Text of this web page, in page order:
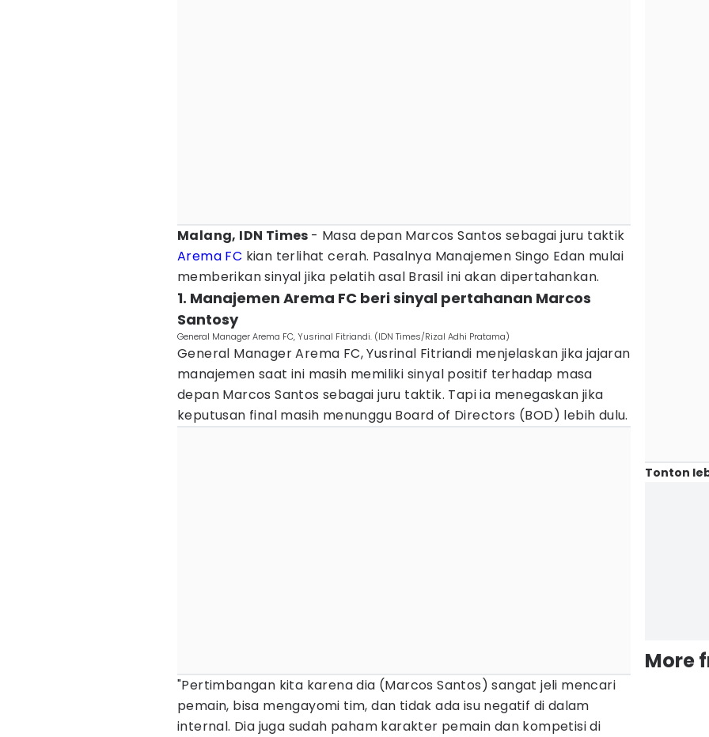
Malang, IDN Times - Masa depan Marcos Santos sebagai juru taktik
Arema FC kian terlihat cerah. Pasalnya Manajemen Singo Edan mulai
memberikan sinyal jika pelatih asal Brasil ini akan dipertahankan.
1. Manajemen Arema FC beri sinyal pertahanan Marcos
Santosy
General Manager Arema FC, Yusrinal Fitriandi. (IDN Times/Rizal Adhi Pratama)
General Manager Arema FC, Yusrinal Fitriandi menjelaskan jika jajaran
manajemen saat ini masih memiliki sinyal positif terhadap masa
depan Marcos Santos sebagai juru taktik. Tapi ia menegaskan jika
keputusan final masih menunggu Board of Directors (BOD) lebih dulu.
"Pertimbangan kita karena dia (Marcos Santos) sangat jeli mencari
pemain, bisa mengayomi tim, dan tidak ada isu negatif di dalam
internal. Dia juga sudah paham karakter pemain dan kompetisi di
Tonton
More